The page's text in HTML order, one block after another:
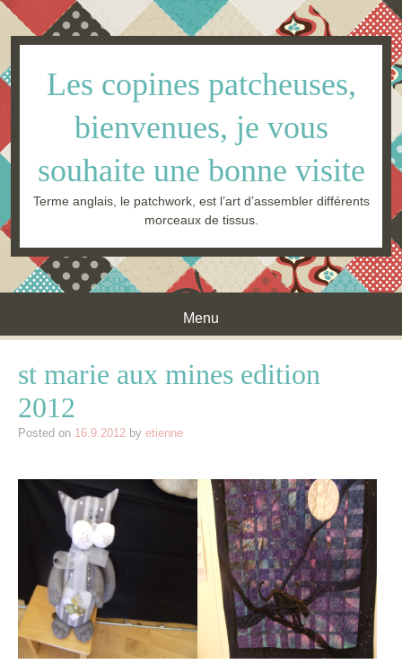
Les copines patcheuses,
bienvenues, je vous
souhaite une bonne visite
Terme anglais, le patchwork, est l’art d’assembler différents
morceaux de tissus.
Menu
st marie aux mines edition
2012
Posted on 16.9.2012 by etienne